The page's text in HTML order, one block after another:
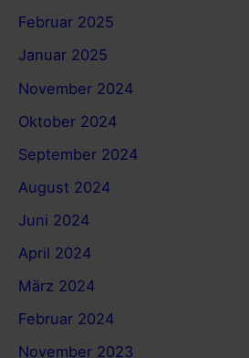
Februar 2025
Januar 2025
November 2024
Oktober 2024
September 2024
August 2024
Juni 2024
April 2024
März 2024
Februar 2024
November 2023